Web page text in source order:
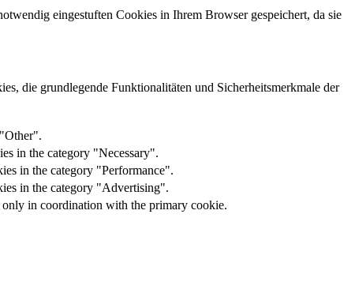
eingestuften Cookies in Ihrem Browser gespeichert, da sie
die grundlegende Funktionalitäten und Sicherheitsmerkmale der
in the category "Necessary".
in the category "Performance".
in the category "Advertising".
in coordination with the primary cookie.